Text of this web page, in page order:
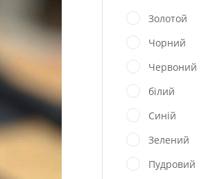
Золотой
Чорний
Червоний
білий
Синій
Зелений
Пудровий